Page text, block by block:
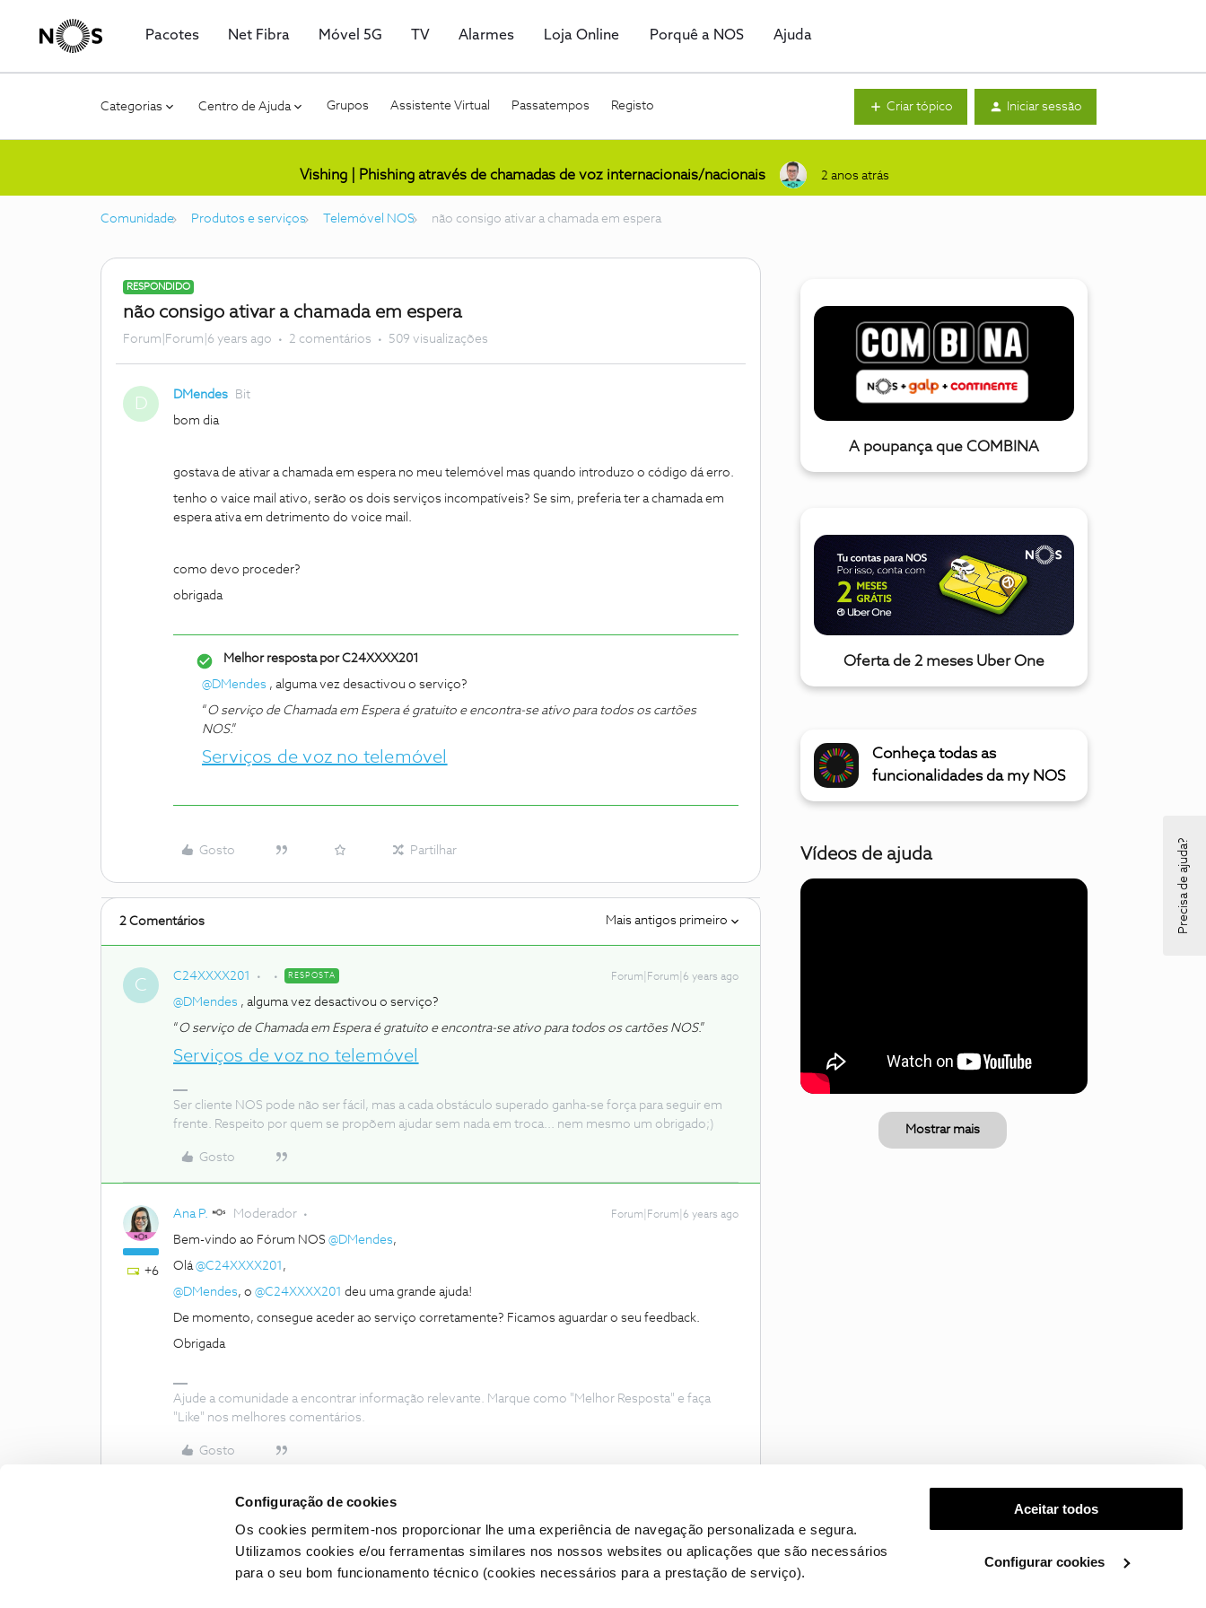
Configuração de cookies
Os cookies permitem-nos proporcionar lhe uma experiência de navegação personalizada e segura.
Utilizamos cookies e/ou ferramentas similares nos nossos websites ou aplicações que são necessários
para o seu bom funcionamento técnico (cookies necessários para a prestação de serviço).
Aceitar todos
Configurar cookies
Pacotes Net Fibra Móvel 5G TV Alarmes Loja Online Porquê a NOS Ajuda
Categorias Centro de Ajuda Grupos Assistente Virtual Passatempos Registo Criar tópico Iniciar sessão
Vishing | Phishing através de chamadas de voz internacionais/nacionais 2 anos atrás
Comunidade Produtos e serviços Telemóvel NOS não consigo ativar a chamada em espera
RESPONDIDO
não consigo ativar a chamada em espera
Forum|Forum|6 years ago 2 comentários 509 visualizações
D DMendes Bit
bom dia
gostava de ativar a chamada em espera no meu telemóvel mas quando introduzo o código dá erro.
tenho o vaice mail ativo, serão os dois serviços incompatíveis? Se sim, preferia ter a chamada em
espera ativa em detrimento do voice mail.
como devo proceder?
obrigada
Melhor resposta porC24XXXX201
@DMendes , alguma vez desactivou o serviço?
“O serviço de Chamada em Espera é gratuito e encontra-se ativo para todos os cartões
NOS.”
Serviços de voz no telemóvel
Gosto Partilhar
2 Comentários Mais antigos primeiro
C C24XXXX201 RESPOSTA Forum|Forum|6 years ago
@DMendes , alguma vez desactivou o serviço?
“O serviço de Chamada em Espera é gratuito e encontra-se ativo para todos os cartões NOS.”
Serviços de voz no telemóvel
Ser cliente NOS pode não ser fácil, mas a cada obstáculo superado ganha-se força para seguir em
frente. Respeito por quem se propõem ajudar sem nada em troca... nem mesmo um obrigado;)
Gosto
+6
Ana P. Moderador Forum|Forum|6 years ago
Bem-vindo ao Fórum NOS @DMendes,
Olá@C24XXXX201 ,
@DMendes, o @C24XXXX201 deu uma grande ajuda!
De momento, consegue aceder ao serviço corretamente? Ficamos aguardar o seu feedback.
Obrigada
Ajude a comunidade a encontrar informação relevante. Marque como "Melhor Resposta" e faça
"Like" nos melhores comentários.
Gosto
A poupança que COMBINA
Oferta de 2 meses Uber One
Conheça todas as
funcionalidades da my NOS
Vídeos de ajuda
Mostrar mais
Precisa de ajuda?